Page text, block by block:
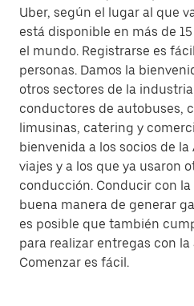
Uber, según el lugar al que
está disponible en más de
el mundo. Registrarse es
personas. Damos la
otros sectores de la
conductores de autobuses,
limusinas, catering y
bienvenida a los socios de
viajes y a los que ya usaron
conducción. Conducir con
buena manera de generar
es posible que también
para realizar entregas con la
Comenzar es fácil.